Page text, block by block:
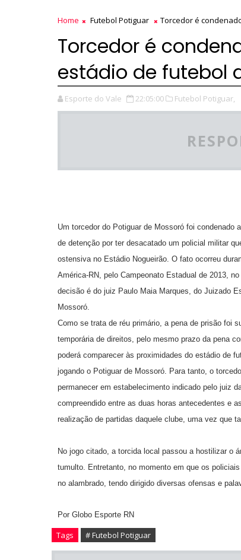
Home Futebol Potiguar Torcedor é
Torcedor é
estádio de futebol
Esporte do Vale 22:05:00 Futebol Potiguar,
Um torcedor do Potiguar de Mossoró foi condenado
de detenção por ter desacatado um policial militar
ostensiva no Estádio Nogueirão. O fato ocorreu
América-RN, pelo Campeonato Estadual de 2013,
decisão é do juiz Paulo Maia Marques, do Juizado
Mossoró.
Como se trata de réu primário, a pena de prisão foi
temporária de direitos, pelo mesmo prazo da pena
poderá comparecer às proximidades do estádio de
jogando o Potiguar de Mossoró. Para tanto, o
permanecer em estabelecimento indicado pelo juiz
compreendido entre as duas horas antecedentes e
realização de partidas daquele clube, uma vez que
No jogo citado, a torcida local passou a hostilizar o
tumulto. Entretanto, no momento em que os
no alambrado, tendo dirigido diversas ofensas e
Por Globo Esporte RN
Tags # Futebol Potiguar